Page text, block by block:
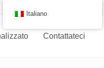
Contattateci
Italiano